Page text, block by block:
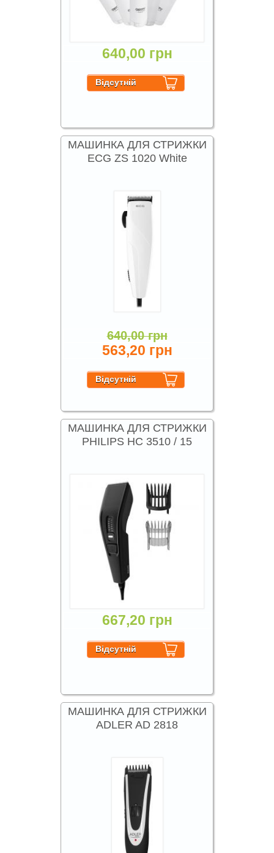
640,00 грн
МАШИНКА ДЛЯ СТРИЖКИ
ECG ZS 1020 White
640,00 грн
563,20 грн
МАШИНКА ДЛЯ СТРИЖКИ
PHILIPS HC 3510 / 15
667,20 грн
МАШИНКА ДЛЯ СТРИЖКИ
ADLER AD 2818